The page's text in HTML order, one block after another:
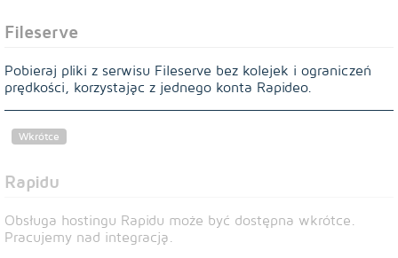
Fileserve
Pobieraj pliki z serwisu Fileserve bez kolejek i ograniczeń
prędkości, korzystając z jednego konta Rapideo.
Wkrótce
Rapidu
Obsługa hostingu Rapidu może być dostępna wkrótce.
Pracujemy nad integracją.